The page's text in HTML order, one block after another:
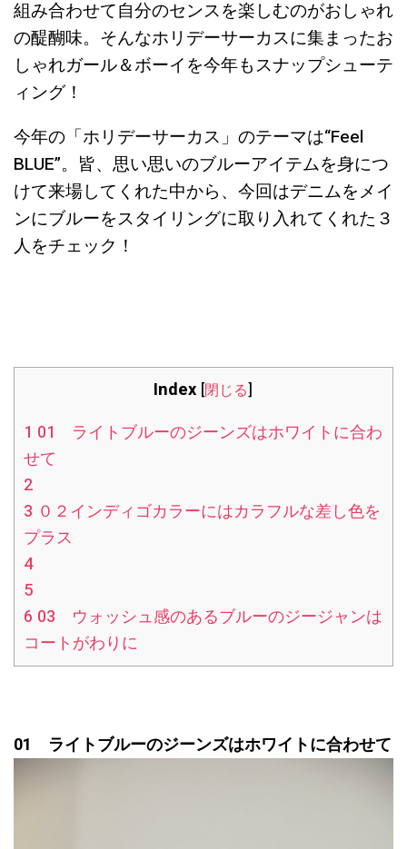
組み合わせて自分のセンスを楽しむのがおしゃれ
の醍醐味。そんなホリデーサーカスに集まったお
しゃれガール＆ボーイを今年もスナップシューテ
ィング！
今年の「ホリデーサーカス」のテーマは“Feel
BLUE”。皆、思い思いのブルーアイテムを身につ
けて来場してくれた中から、今回はデニムをメイ
ンにブルーをスタイリングに取り入れてくれた３
人をチェック！
Index [閉じる]
1 01 ライトブルーのジーンズはホワイトに合わ
せて
2
3 ０２インディゴカラーにはカラフルな差し色を
プラス
4
5
6 03 ウォッシュ感のあるブルーのジージャンは
コートがわりに
01 ライトブルーのジーンズはホワイトに合わせて